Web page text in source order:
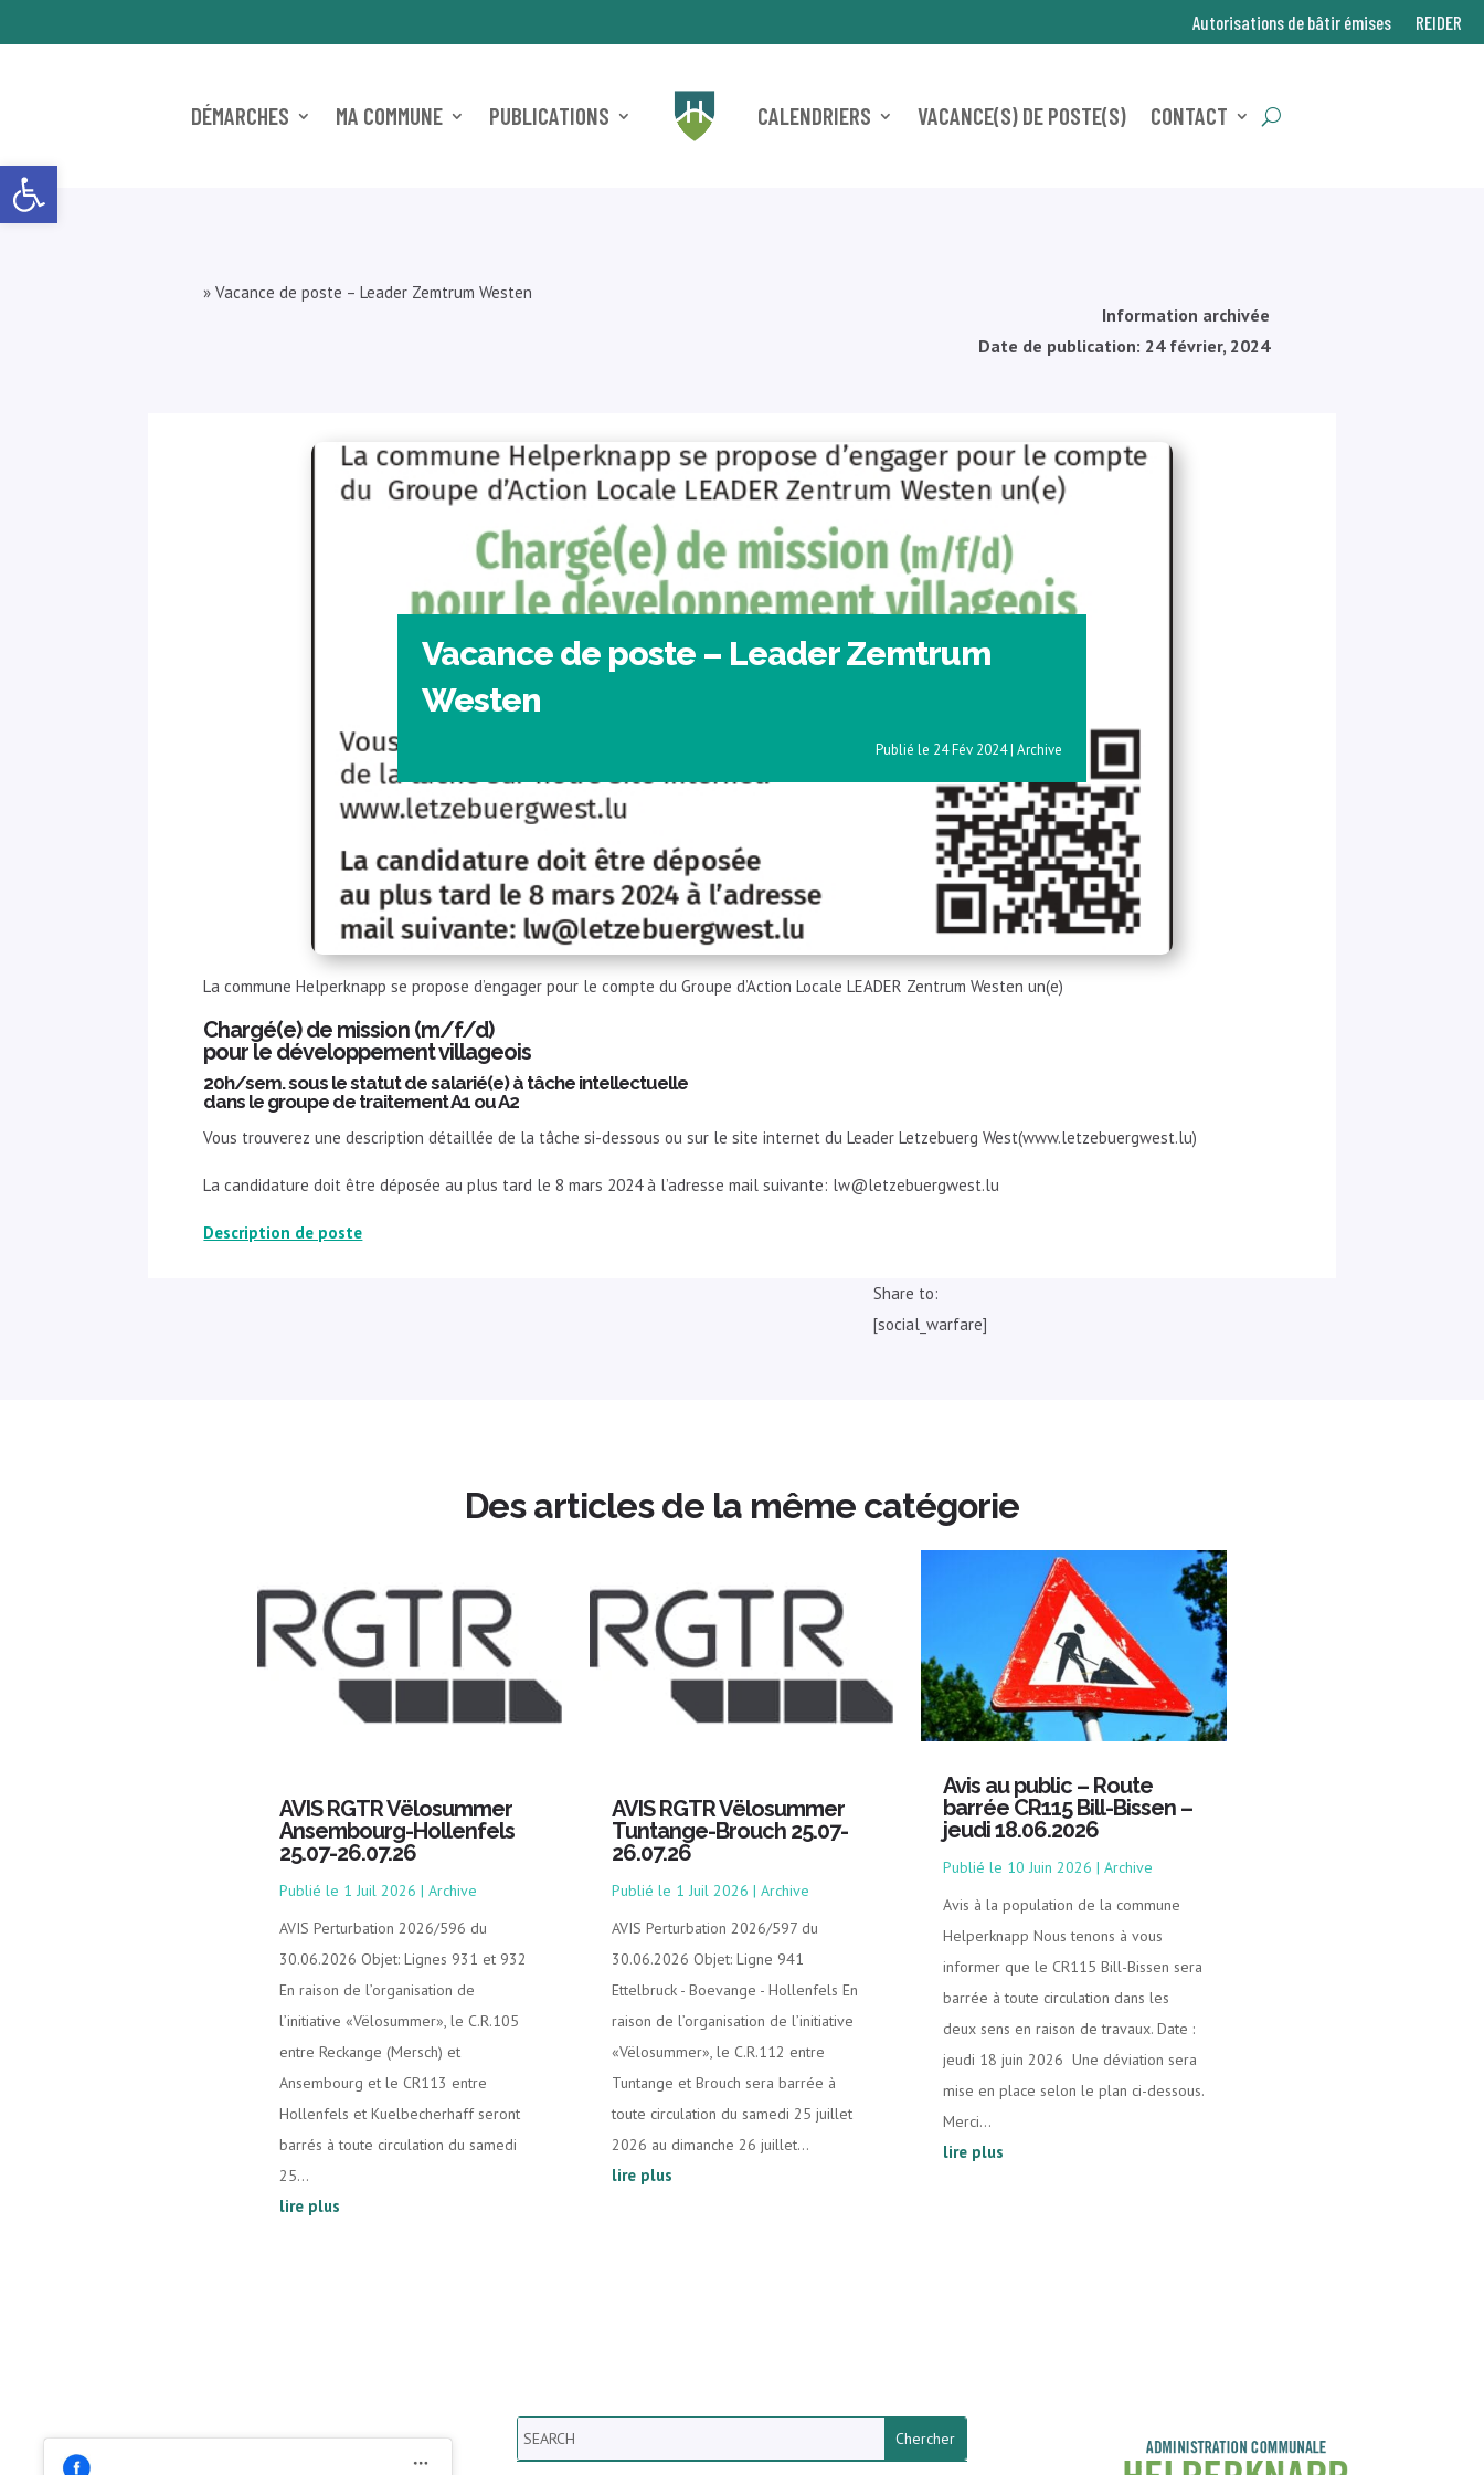
Ouvrir la barre d’outils
Autorisations de bâtir émises REIDER
DÉMARCHES MA COMMUNE PUBLICATIONS CALENDRIERS VACANCE(S) DE POSTE(S) CONTACT
» Vacance de poste – Leader Zemtrum Westen
Information archivée
Date de publication: 24 février, 2024
Vacance de poste – Leader Zemtrum
Westen
24 Fév 2024| Archive
La commune Helperknapp se propose d’engager pour le compte du Groupe d’Action Locale LEADER Zentrum Westen un(e)
Chargé(e) de mission (m/f/d)
pour le développement villageois
20h/sem. sous le statut de salarié(e) à tâche intellectuelle
dans le groupe de traitement A1 ou A2
Vous trouverez une description détaillée de la tâche si-dessous ou sur le site internet du Leader Letzebuerg West(www.letzebuergwest.lu)
La candidature doit être déposée au plus tard le 8 mars 2024 à l’adresse mail suivante: lw@letzebuergwest.lu
Description de poste
Share to:
[social_warfare]
Des articles de la même catégorie
AVIS RGTR Vëlosummer
Ansembourg-Hollenfels
25.07-26.07.26
1 Juil 2026 |Archive
AVIS Perturbation 2026/596 du
30.06.2026 Objet: Lignes 931 et 932
En raison de l’organisation de
l’initiative «Vëlosummer», le C.R.105
entre Reckange (Mersch) et
Ansembourg et le CR113 entre
Hollenfels et Kuelbecherhaff seront
barrés à toute circulation du samedi
25...
lire plus
AVIS RGTR Vëlosummer
Tuntange-Brouch 25.07-
26.07.26
1 Juil 2026 | Archive
AVIS Perturbation 2026/597 du
30.06.2026 Objet: Ligne 941
Ettelbruck - Boevange - Hollenfels En
raison de l’organisation de l’initiative
«Vëlosummer», le C.R.112 entre
Tuntange et Brouch sera barrée à
toute circulation du samedi 25 juillet
2026 au dimanche 26 juillet...
lire plus
Avis au public – Route
barrée CR115 Bill-Bissen –
jeudi 18.06.2026
10 Juin 2026 |Archive
Avis à la population de la commune
Helperknapp Nous tenons à vous
informer que le CR115 Bill-Bissen sera
barrée à toute circulation dans les
deux sens en raison de travaux. Date :
jeudi 18 juin 2026 Une déviation sera
mise en place selon le plan ci-dessous.
Merci...
lire plus
Search